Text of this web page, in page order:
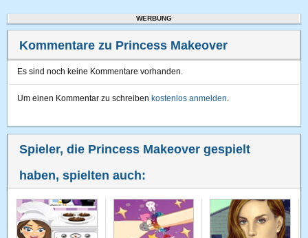
WERBUNG
Kommentare zu Princess Makeover
Es sind noch keine Kommentare vorhanden.
Um einen Kommentar zu schreiben kostenlos anmelden.
Spieler, die Princess Makeover gespielt
haben, spielten auch: